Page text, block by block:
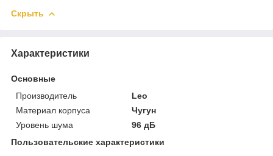
Скрыть
Характеристики
Основные
Производитель
Leo
Материал корпуса
Чугун
Уровень шума
96 дБ
Пользовательские характеристики